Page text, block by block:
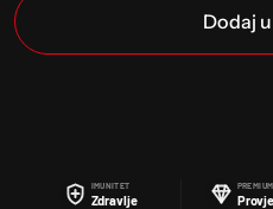
Dodaj
IMUNITET
Zdravlje